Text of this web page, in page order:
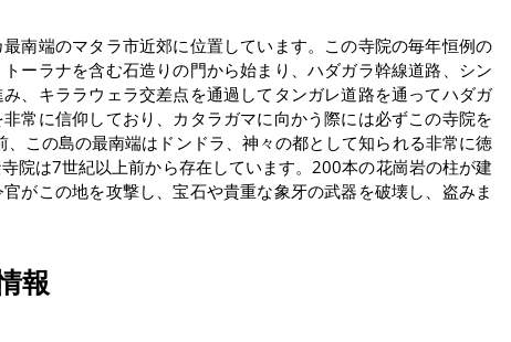
南端のマタラ市近郊に位置しています。この寺院の毎年恒例の
ーラナを含む石造りの門から始まり、ハダガラ幹線道路、シン
、キララウェラ交差点を通過してタンガレ道路を通ってハダガ
常に信仰しており、カタラガマに向かう際には必ずこの寺院を
この島の最南端はドンドラ、神々の都として知られる非常に徳
院は7世紀以上前から存在しています。200本の花崗岩の柱が建
がこの地を攻撃し、宝石や貴重な象牙の武器を破壊し、盗みま
報